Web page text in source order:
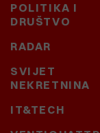
POLITIKA I
DRUŠTVO
RADAR
SVIJET
NEKRETNINA
IT&TECH